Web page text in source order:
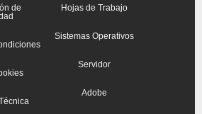
de
Hojas de Trabajo
Sistemas Operativos
Servidor
Adobe